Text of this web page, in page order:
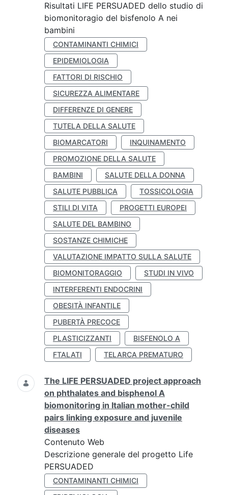
Risultati LIFE PERSUADED dello studio di
biomonitoragio del bisfenolo A nei
bambini
CONTAMINANTI CHIMICI
EPIDEMIOLOGIA
FATTORI DI RISCHIO
SICUREZZA ALIMENTARE
DIFFERENZE DI GENERE
TUTELA DELLA SALUTE
BIOMARCATORI
INQUINAMENTO
PROMOZIONE DELLA SALUTE
BAMBINI
SALUTE DELLA DONNA
SALUTE PUBBLICA
TOSSICOLOGIA
STILI DI VITA
PROGETTI EUROPEI
SALUTE DEL BAMBINO
SOSTANZE CHIMICHE
VALUTAZIONE IMPATTO SULLA SALUTE
BIOMONITORAGGIO
STUDI IN VIVO
INTERFERENTI ENDOCRINI
OBESITÀ INFANTILE
PUBERTÀ PRECOCE
PLASTICIZZANTI
BISFENOLO A
FTALATI
TELARCA PREMATURO
The LIFE PERSUADED project approach
on phthalates and bisphenol A
biomonitoring in Italian mother-child
pairs linking exposure and juvenile
diseases
Contenuto Web
Descrizione generale del progetto Life
PERSUADED
CONTAMINANTI CHIMICI